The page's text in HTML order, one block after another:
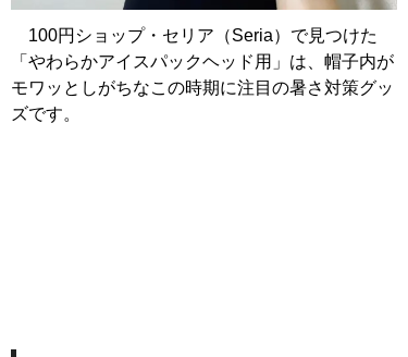
100円ショップ・セリア（Seria）で見つけた
「やわらかアイスパックヘッド用」は、帽子内が
モワッとしがちなこの時期に注目の暑さ対策グッ
ズです。